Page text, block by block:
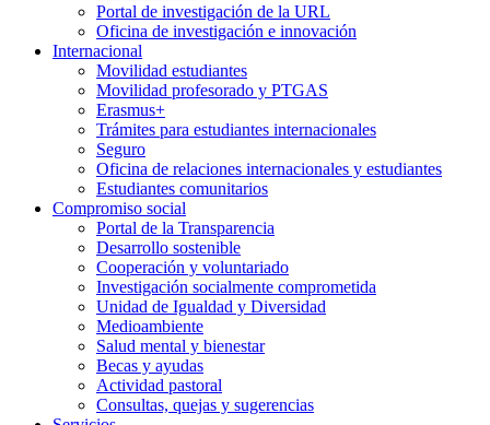
Portal de investigación de la URL
Oficina de investigación e innovación
Internacional
Movilidad estudiantes
Movilidad profesorado y PTGAS
Erasmus+
Trámites para estudiantes internacionales
Seguro
Oficina de relaciones internacionales y estudiantes
Estudiantes comunitarios
Compromiso social
Portal de la Transparencia
Desarrollo sostenible
Cooperación y voluntariado
Investigación socialmente comprometida
Unidad de Igualdad y Diversidad
Medioambiente
Salud mental y bienestar
Becas y ayudas
Actividad pastoral
Consultas, quejas y sugerencias